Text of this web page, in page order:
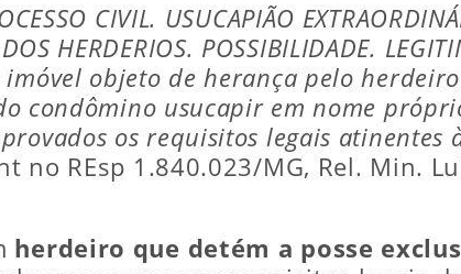
CIVIL. USUCAPIÃO
HERDERIOS. POSSIBILIDADE.
imóvel objeto de herança pelo
condômino usucapir em nome
os requisitos legais atinentes
no REsp 1.840.023/MG, Rel. Min.
herdeiro que detém a posse